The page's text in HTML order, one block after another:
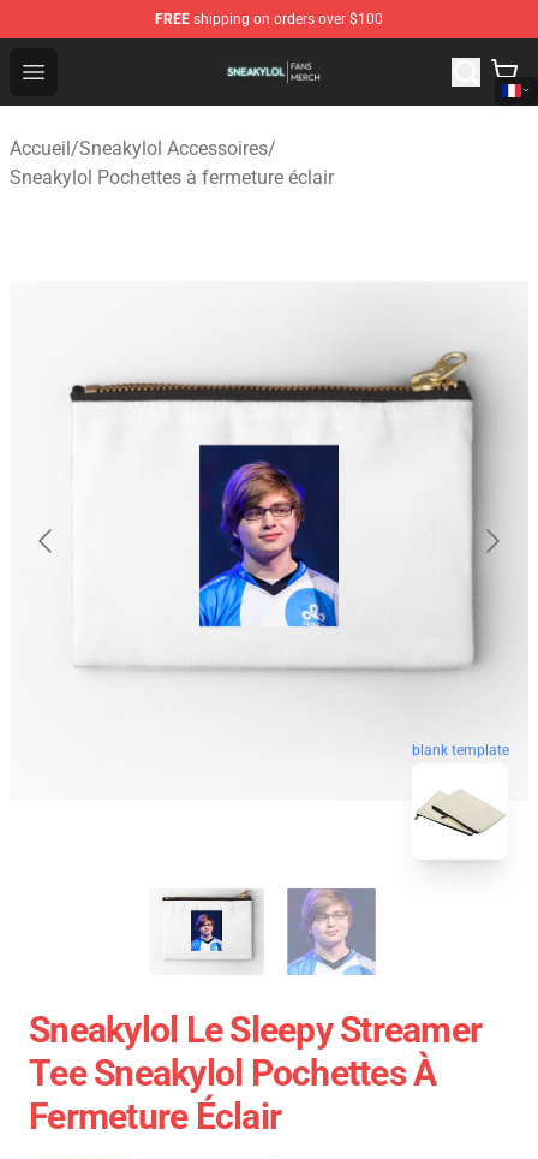
FREE shipping on orders over $100
Open menu
Sneakylol Shop - Official Sneakylol Merchandise Store
Accueil/Sneakylol Accessoires/
Sneakylol Pochettes à fermeture éclair
blank template
Sneakylol Le Sleepy Streamer
Tee Sneakylol Pochettes À
Fermeture Éclair